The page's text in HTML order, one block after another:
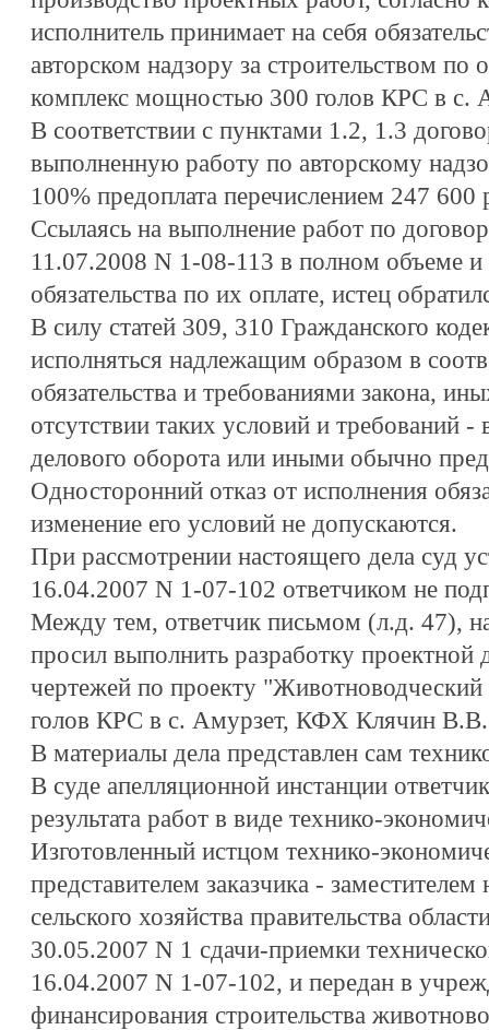
исполнитель принимает на себя
авторском надзору за строительством
комплекс мощностью 300 голов КРС в
В соответствии с пунктами 1.2, 1.3
выполненную работу по авторскому
100% предоплата перечислением 247 600
Ссылаясь на выполнение работ по
11.07.2008 N 1-08-113 в полном объеме и
обязательства по их оплате, истец
В силу статей 309, 310 Гражданского
исполняться надлежащим образом в
обязательства и требованиями закона,
отсутствии таких условий и требований -
делового оборота или иными обычно
Односторонний отказ от исполнения
изменение его условий не допускаются.
При рассмотрении настоящего дела суд
16.04.2007 N 1-07-102 ответчиком не
Между тем, ответчик письмом (л.д. 47),
просил выполнить разработку проектной
чертежей по проекту
голов КРС в с. Амурзет, КФХ Клячин
В материалы дела представлен сам
В суде апелляционной инстанции
результата работ в виде технико-
Изготовленный истцом технико-
представителем заказчика -
сельского хозяйства правительства
30.05.2007 N 1 сдачи-приемки
16.04.2007 N 1-07-102, и передан в
финансирования строительства